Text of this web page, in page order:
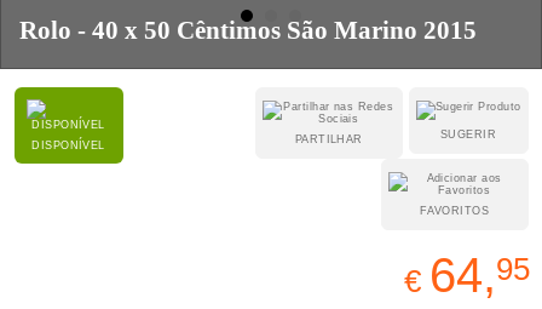
Rolo - 40 x 50 Cêntimos São Marino 2015
DISPONÍVEL
SUGERIR
PARTILHAR
FAVORITOS
€ 64,95